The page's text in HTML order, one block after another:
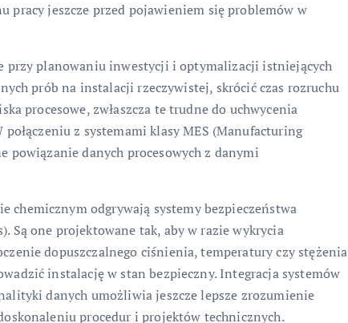
pracy jeszcze przed pojawieniem się problemów w
przy planowaniu inwestycji i optymalizacji istniejących
prób na instalacji rzeczywistej, skrócić czas rozruchu
procesowe, zwłaszcza te trudne do uchwycenia
z systemami klasy MES (Manufacturing
powiązanie danych procesowych z danymi
chemicznym odgrywają systemy bezpieczeństwa
Są one projektowane tak, aby w razie wykrycia
dopuszczalnego ciśnienia, temperatury czy stężenia
instalację w stan bezpieczny. Integracja systemów
danych umożliwia jeszcze lepsze zrozumienie
procedur i projektów technicznych.